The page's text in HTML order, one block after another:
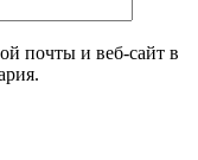
почты и веб-сайт в